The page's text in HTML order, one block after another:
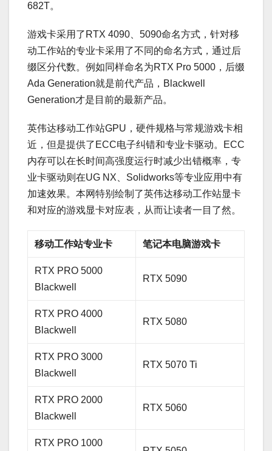
682T。
游戏卡采用了RTX 4090、5090命名方式，针对移
动工作站的专业卡采用了不同的命名方式，通过后
缀区分代数。例如同样命名为RTX Pro 5000，后缀
Ada Generation就是前代产品，Blackwell
Generation才是目前的最新产品。
英伟达移动工作站GPU，硬件规格与常规游戏卡相
近，但是提供了ECC电子纠错和专业卡驱动。ECC
内存可以在长时间高强度运行时减少出错概率，专
业卡驱动则在UG NX、Solidworks等专业应用中有
加速效果。本网特别绘制了英伟达移动工作站显卡
和对应的游戏显卡对应表，从而让读者一目了然。
移动工作站专业卡 笔记本电脑游戏卡
RTX PRO 5000
Blackwell
RTX 5090
RTX PRO 4000
Blackwell
RTX 5080
RTX PRO 3000
Blackwell
RTX 5070 Ti
RTX PRO 2000
Blackwell
RTX 5060
RTX PRO 1000